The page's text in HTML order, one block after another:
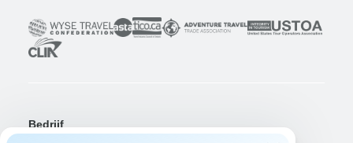
Bedrijf